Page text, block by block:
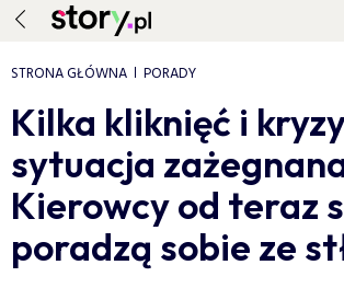
STRONA GŁÓWNA PORADY
Kilka kliknięć i
sytuacja
Kierowcy od teraz
poradzą sobie ze